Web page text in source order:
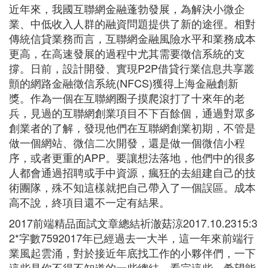
近年來，我國互聯網金融蓬勃發展，為解決小微企
業、中低收入人群的融資問題提供了新的途徑。相對
傳統信貸業務而言，互聯網金融風險水平和業務成本
更高，在高速發展的過程中尤其需要徵信系統的支
撐。日前，設計開發、實現P2P借貸行業信息共享叢
顫的網路金融徵信系統(NFCS)獲得上海金融創新
獎。作為一個在互聯網圈子摸爬滾打了十來年的老
兵，見過的互聯網創業項目不下百餘個，通過對眾多
創業者的了解，發現他們在互聯網創業初期，不管是
做一個網站、微信二次開發，還是做一個微信小程
序，或者更重的APP。要讓想法落地，他們中的很多
人都會通過招聘或手中資源，瘋狂的去組建自己的技
術團隊，殊不知這樣就把自己帶入了一個誤區。成本
高不說，終項目還不一定有結果。
2017前端精品面試文章總結祈澈菇涼2017.10.2315:3
2*字數7592017年已經過去一大半，這一年來前端行
業風起雲涌，對於接近年底找工作的小夥伴們，一下